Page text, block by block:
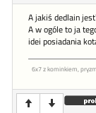
A jakiś dedlain
A w ogóle to ja
idei posiadania
6x7 z kominkiem,